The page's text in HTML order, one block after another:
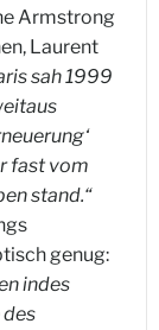
Armstrong
Laurent
sah 1999
fast vom
stand.“
genug:
indes